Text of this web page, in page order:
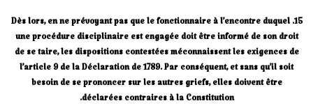
15. Dès lors, en ne prévoyant pas que le fonctionnaire à l’encontre duquel
une procédure disciplinaire est engagée doit être informé de son droit
de se taire, les dispositions contestées méconnaissent les exigences de
l’article 9 de la Déclaration de 1789. Par conséquent, et sans qu’il soit
besoin de se prononcer sur les autres griefs, elles doivent être
déclarées contraires à la Constitution.